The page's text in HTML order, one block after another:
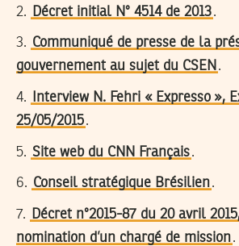
2. Décret initial N° 4514 de 2013.
3. Communiqué de presse de la
gouvernement au sujet du CSEN .
4.
Interview N. Fehri « Expresso »,
25/05/2015.
5. Site web du CNN Français.
6. Conseil stratégique Brésilien.
7.
Décret n°2015-87 du 20 avril
nomination d’un chargé de mission.